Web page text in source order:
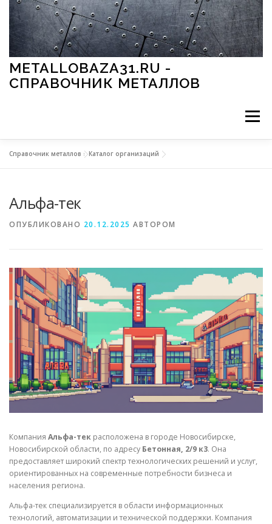
Перейти к содержимому
METALLOBAZA31.RU -
СПРАВОЧНИК МЕТАЛЛОВ
Меню
МЕТАЛЛЫ И ОКРУЖАЮЩАЯ СРЕДА
СВОЙСТВА МЕТАЛЛОВ СОРТА МЕТАЛЛОВ
СТАТЬИ
Справочник металлов »Каталог организаций
Альфа-тек
ОПУБЛИКОВАНО 20.12.2025 АВТОРОМ
Компания Альфа-тек расположена в городе Новосибирске,
Новосибирской области, по адресу Бетонная, 2/9 к3. Она
предоставляет широкий спектр технологических решений и услуг,
ориентированных на современные потребности бизнеса и
населения региона.
Альфа-тек специализируется в области информационных
технологий, автоматизации и технической поддержки. Компания